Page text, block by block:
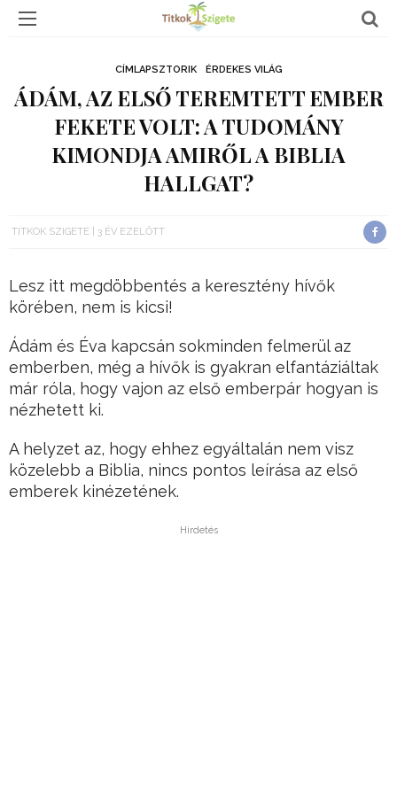
CÍMLAPSZTORIK ÉRDEKES VILÁG
ÁDÁM, AZ ELSŐ TEREMTETT EMBER
FEKETE VOLT: A TUDOMÁNY
KIMONDJA AMIRŐL A BIBLIA
HALLGAT?
TITKOK SZIGETE 3 ÉV EZELŐTT
Lesz itt megdöbbentés a keresztény hívők
körében, nem is kicsi!
Ádám és Éva kapcsán sokminden felmerül az
emberben, még a hívők is gyakran elfantáziáltak
már róla, hogy vajon az első emberpár hogyan is
nézhetett ki.
A helyzet az, hogy ehhez egyáltalán nem visz
közelebb a Biblia, nincs pontos leírása az első
emberek kinézetének.
Hirdetés